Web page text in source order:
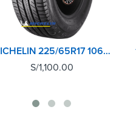
MICHELIN 225/65R17 106H M+S PRIMACY SUV+ XL
S/1,100.00